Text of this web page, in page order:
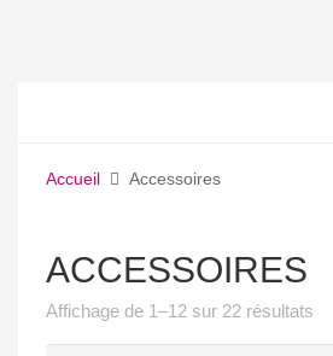
Accueil Accessoires
ACCESSOIRES
Affichage de 1–12 sur 22 résultatsTrié
du